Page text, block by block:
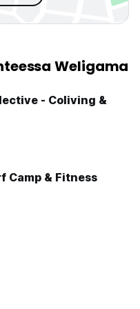
Weligama
- Coliving &
Camp & Fitness